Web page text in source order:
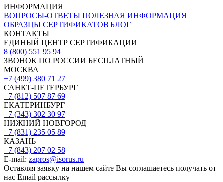
ИНФОРМАЦИЯ
ВОПРОСЫ-ОТВЕТЫ ПОЛЕЗНАЯ ИНФОРМАЦИЯ
ОБРАЗЦЫ СЕРТИФИКАТОВ БЛОГ
КОНТАКТЫ
ЕДИНЫЙ ЦЕНТР СЕРТИФИКАЦИИ
8 (800) 551 95 94
ЗВОНОК ПО РОССИИ БЕСПЛАТНЫЙ
МОСКВА
+7 (499) 380 71 27
САНКТ-ПЕТЕРБУРГ
+7 (812) 507 87 69
ЕКАТЕРИНБУРГ
+7 (343) 302 30 97
НИЖНИЙ НОВГОРОД
+7 (831) 235 05 89
КАЗАНЬ
+7 (843) 207 02 58
E-mail: zapros@isorus.ru
Оставляя заявку на нашем сайте Вы соглашаетесь получать от
нас Email рассылку